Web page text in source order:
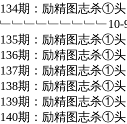
134期：励精图志杀①
135期：励精图志杀①
136期：励精图志杀①
137期：励精图志杀①
138期：励精图志杀①
139期：励精图志杀①
140期：励精图志杀①